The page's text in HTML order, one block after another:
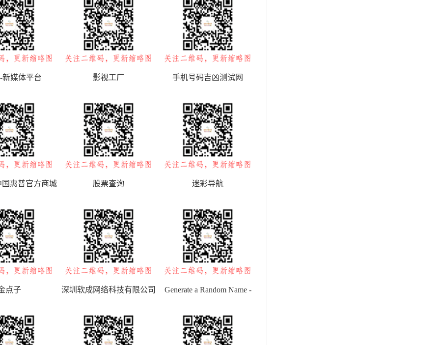
新媒体平台 影视工厂 手机号码吉凶测试网
国惠普官方商城 股票查询 迷彩导航
点子 深圳软成网络科技有限公司 Generate a Random Name -
Fake Name Generator